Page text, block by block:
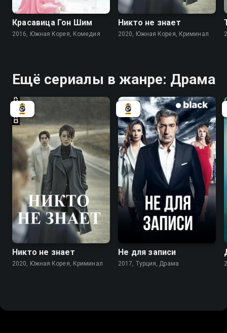
Красавица Гон Шим
2016, Южная Корея, Комедия
Никто не знает
2020, Южная Корея, Криминал
Ещё сериалы в жанре: Драма
7.7 7.8
Никто не знает
2020, Южная Корея, Криминал
Не для записи
2017, Турция, Драма